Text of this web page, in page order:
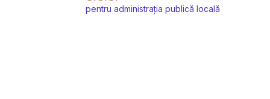
pentru administrația publică locală